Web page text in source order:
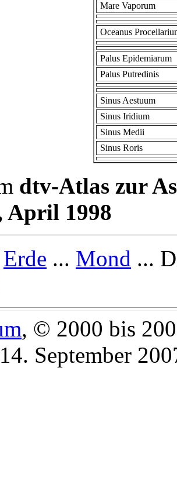
Mare Vaporum
Oceanus
Palus Epidemiarum
Palus Putredinis
Sinus Aestuum
Sinus Iridium
Sinus Medii
Sinus Roris
dtv-Atlas zur
April 1998
Erde ... Mond ...
, © 2000 bis
September